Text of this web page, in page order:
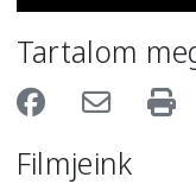
Filmjeink
Tartalom